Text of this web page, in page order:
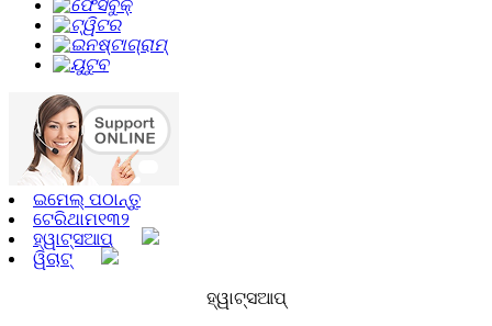
ଇମେଲ୍ ପଠାନ୍ତୁ
ଟେରିଥାମ୧୩୨
ହ୍ୱାଟ୍ସଆପ୍
ୱିଚାଟ୍
ହ୍ୱାଟ୍ସଆପ୍